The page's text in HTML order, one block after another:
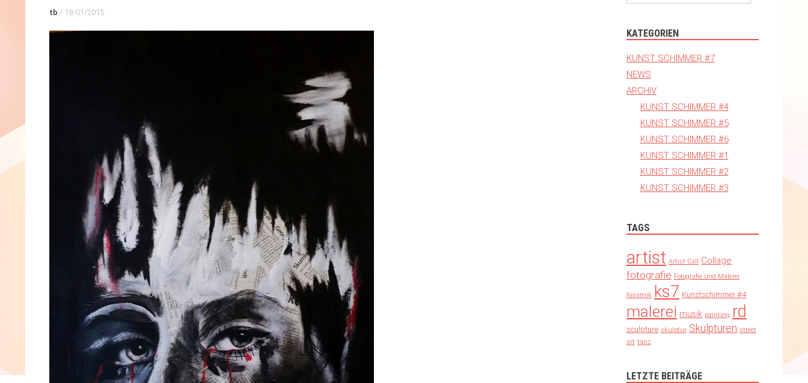
tb / 19/01/2015
KATEGORIEN
KUNST SCHIMMER #7
NEWS
ARCHIV
KUNST SCHIMMER #4
KUNST SCHIMMER #5
KUNST SCHIMMER #6
KUNST SCHIMMER #1
KUNST SCHIMMER #2
KUNST SCHIMMER #3
TAGS
artist Artist Call Collage
fotografie Fotografie und Malerei
Keramik ks7 Kunstschimmer #4
malerei musik painting rd
sculpture skulptur Skulpturen street
art tanz
LETZTE BEITRÄGE